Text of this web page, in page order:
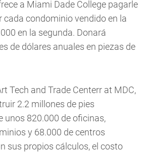
a Miami Dade College pagarle
cada condominio vendido en la
en la segunda. Donará
de dólares anuales en piezas de
Tech and Trade Centerr at MDC,
2.2 millones de pies
unos 820.000 de oficinas,
y 68.000 de centros
sus propios cálculos, el costo